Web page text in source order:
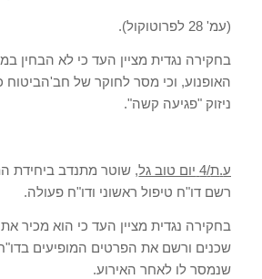
(עמ' 28 לפרוטוקול).
בחקירה נגדית מציין העד כי לא הבחין
האופנוע, וכי מסר לחוקר של חב'הביטוח
ניזוק "פגיעה קשה".
ע.ת/4 יום טוב גל, שוטר מתנדב ביחידת
רשם דו"ח טיפול ראשוני ודו"ח פעולה.
בחקירה נגדית מציין העד כי הוא מכיר
שכנים ורשם את הפרטים המופיעים בדו"
שנמסר לו לאחר האירוע.